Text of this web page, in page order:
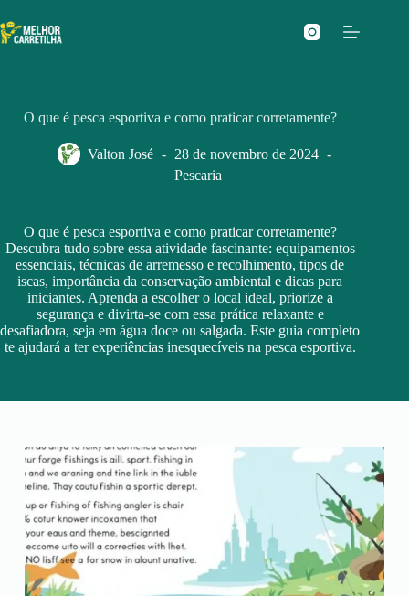
para
o
O que é pesca esportiva e como praticar corretamente?
Valton José
28 de novembro de 2024
Pescaria
O que é pesca esportiva e como praticar corretamente?
Descubra tudo sobre essa atividade fascinante: equipamentos
essenciais, técnicas de arremesso e recolhimento, tipos de
iscas, importância da conservação ambiental e dicas para
iniciantes. Aprenda a escolher o local ideal, priorize a
segurança e divirta-se com essa prática relaxante e
desafiadora, seja em água doce ou salgada. Este guia completo
te ajudará a ter experiências inesquecíveis na pesca esportiva.